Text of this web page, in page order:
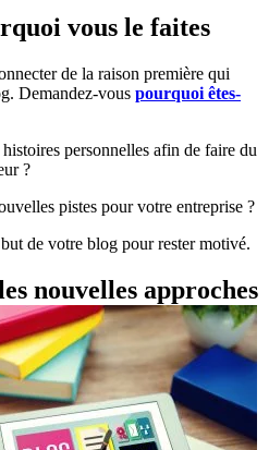
vous le faites
de la raison première qui
Demandez-vous pourquoi êtes-
personnelles afin de faire du
?
pistes pour votre entreprise ?
de votre blog pour rester motivé.
nouvelles approches